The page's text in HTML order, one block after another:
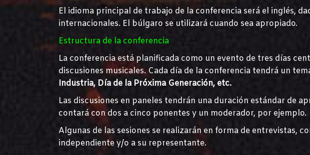
El idioma principal de trabajo de la conferencia será el inglés,
internacionales. El búlgaro se utilizará cuando sea apropiado.
Estructura de la conferencia
La conferencia está planificada como un evento de tres días
discusiones musicales. Cada día de la conferencia tendrá un
Industria, Día de la Próxima Generación, etc.
Las discusiones en paneles tendrán una duración estándar de
contará con dos a cinco ponentes y un moderador, por ejemplo.
Algunas de las sesiones se realizarán en forma de entrevistas,
independiente y/o a su representante.